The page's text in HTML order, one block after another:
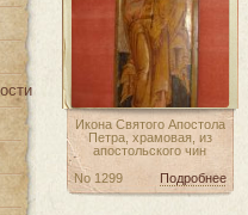
Икона Святого Апостола
Петра, храмовая, из
апостольского чин
Подробнее
No 1299